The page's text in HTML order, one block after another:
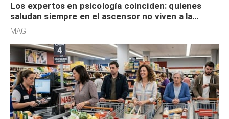
Los expertos en psicología coinciden: quienes
saludan siempre en el ascensor no viven a la
defensiva y tienen apertura social
MAG.